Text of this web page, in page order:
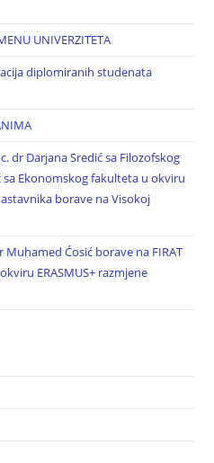
UNIVERZITETA
diplomiranih studenata
dr Darjana Sredić sa Filozofskog
sa Ekonomskog fakulteta u okviru
borave na Visokoj
Ćosić borave na FIRAT
ERASMUS+ razmjene